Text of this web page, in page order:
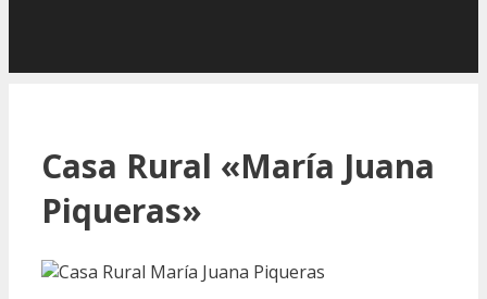
Casa Rural «María Juana
Piqueras»